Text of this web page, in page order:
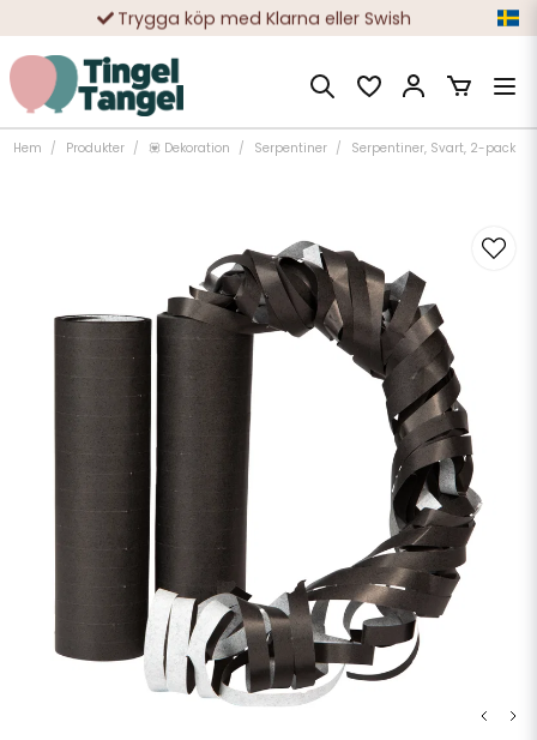
Trygga köp med Klarna eller Swish
10 000-tals nöjda kunder
Hem Produkter 💟 Dekoration Serpentiner Serpentiner, Svart, 2-pack